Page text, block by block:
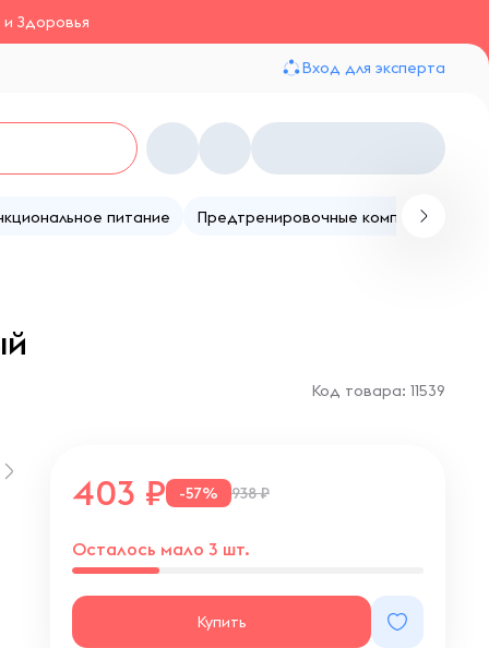
Здоровья
Вход для эксперта
питание Предтренировочные комплексы
Код товара: 11539
403 -57% 938 ₽
Осталось мало 3 шт.
Купить